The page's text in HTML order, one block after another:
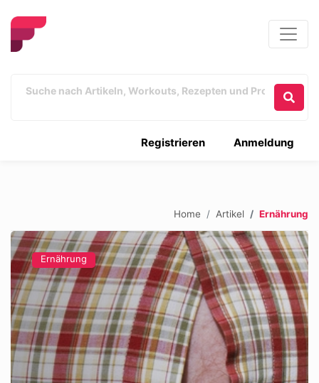
Anmeldung
Registrieren
Home Artikel Ernährung
Ernährung